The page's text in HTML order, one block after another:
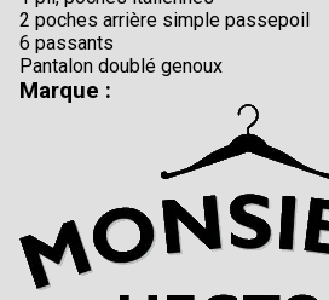
2 poches arrière simple passepoil
6 passants
Pantalon doublé genoux
Marque :